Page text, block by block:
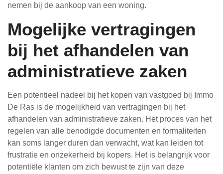
nemen bij de aankoop van een woning.
Mogelijke vertragingen
bij het afhandelen van
administratieve zaken
Een potentieel nadeel bij het kopen van vastgoed bij Immo
De Ras is de mogelijkheid van vertragingen bij het
afhandelen van administratieve zaken. Het proces van het
regelen van alle benodigde documenten en formaliteiten
kan soms langer duren dan verwacht, wat kan leiden tot
frustratie en onzekerheid bij kopers. Het is belangrijk voor
potentiële klanten om zich bewust te zijn van deze